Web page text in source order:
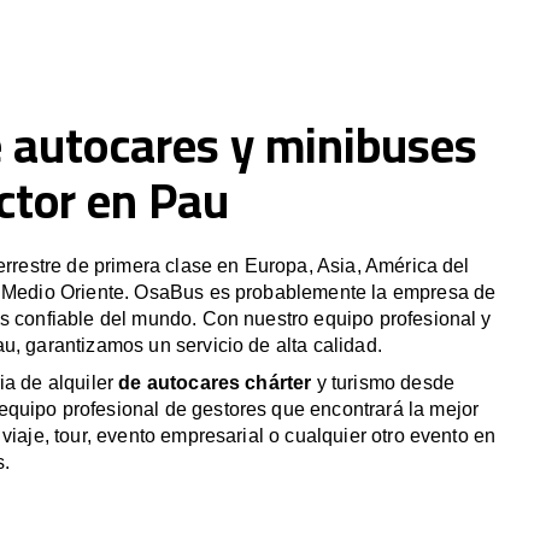
y minibuses
en Pau
de primera clase en Europa, Asia, América del
Oriente. OsaBus es probablemente la empresa de
confiable del mundo. Con nuestro equipo profesional y
garantizamos un servicio de alta calidad.
de alquilerde autocares chárter y turismo desde
profesional de gestores que encontrará la mejor
tour, evento empresarial o cualquier otro evento en